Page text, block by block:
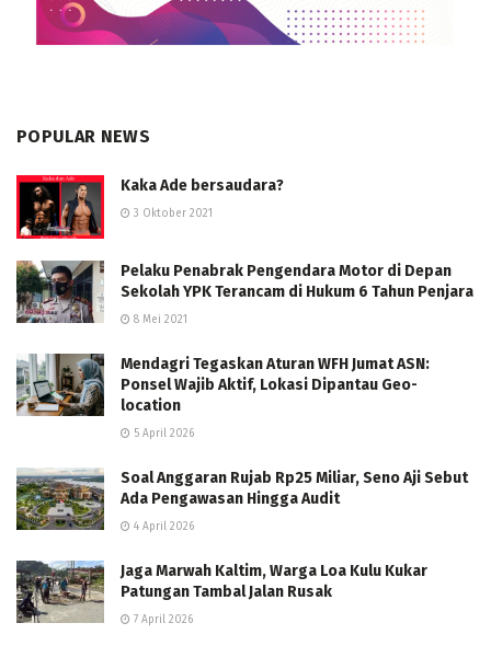
POPULAR NEWS
Kaka Ade bersaudara?
3 Oktober 2021
Pelaku Penabrak Pengendara Motor di Depan
Sekolah YPK Terancam di Hukum 6 Tahun Penjara
8 Mei 2021
Mendagri Tegaskan Aturan WFH Jumat ASN:
Ponsel Wajib Aktif, Lokasi Dipantau Geo-
location
5 April 2026
Soal Anggaran Rujab Rp25 Miliar, Seno Aji Sebut
Ada Pengawasan Hingga Audit
4 April 2026
Jaga Marwah Kaltim, Warga Loa Kulu Kukar
Patungan Tambal Jalan Rusak
7 April 2026